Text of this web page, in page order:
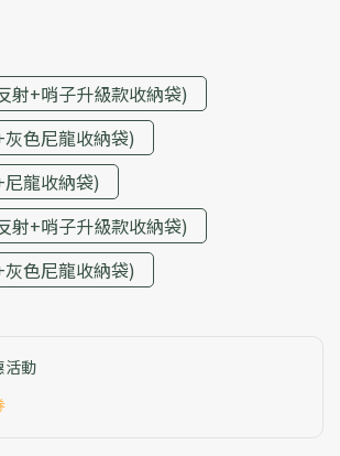
射+哨子升級款收納袋)
色尼龍收納袋)
龍收納袋)
射+哨子升級款收納袋)
色尼龍收納袋)
活動